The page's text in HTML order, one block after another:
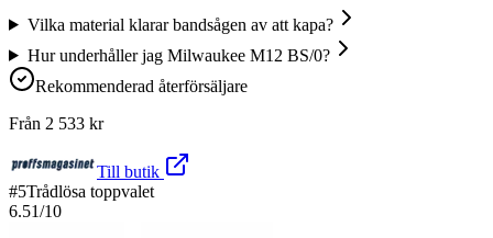
Vilka material klarar bandsågen av att kapa?
Hur underhåller jag Milwaukee M12 BS/0?
Rekommenderad återförsäljare
Från 2 533 kr
Till butik
#5Trådlösa toppvalet
6.51/10